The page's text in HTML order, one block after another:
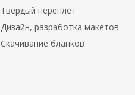
Твердый переплет
Дизайн, разработка макетов
Скачивание бланков